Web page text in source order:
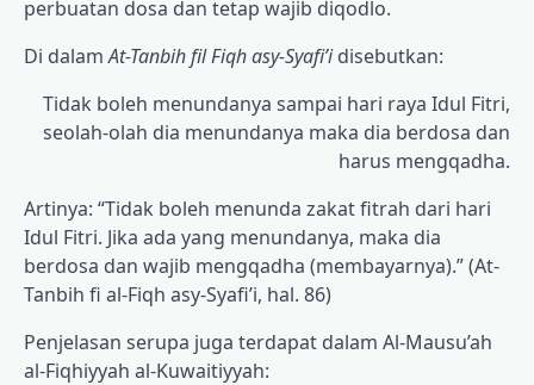
perbuatan dosa dan tetap wajib diqodlo.
Di dalamAt-Tanbih fil Fiqh asy-Syafi’idisebutkan:
Tidak boleh menundanya sampai hari raya Idul Fitri,
seolah-olah dia menundanya maka dia berdosa dan
harus mengqadha.
Artinya: “Tidak boleh menunda zakat fitrah dari hari
Idul Fitri. Jika ada yang menundanya, maka dia
berdosa dan wajib mengqadha (membayarnya).” (At-
Tanbih fi al-Fiqh asy-Syafi’i, hal. 86)
Penjelasan serupa juga terdapat dalam Al-Mausu’ah
al-Fiqhiyyah al-Kuwaitiyyah: